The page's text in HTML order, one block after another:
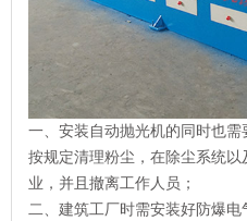
一、安装自动抛光机的同时也
按规定清理粉尘，在除尘系统
业，并且撤离工作人员；
二、建筑工厂时需安装好防爆电